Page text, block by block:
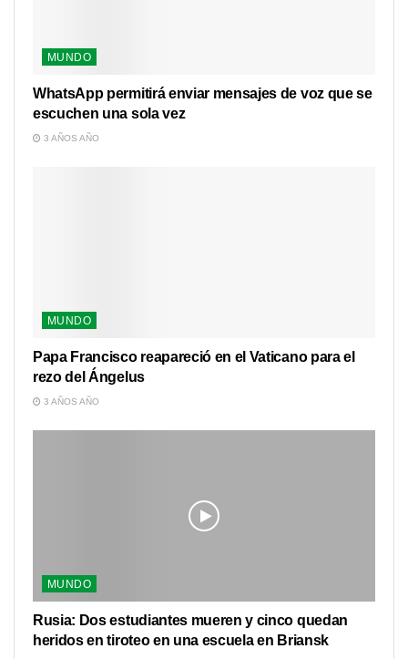
MUNDO
WhatsApp permitirá enviar mensajes de voz que se
escuchen una sola vez
3 AÑOS AÑO
MUNDO
Papa Francisco reapareció en el Vaticano para el
rezo del Ángelus
3 AÑOS AÑO
MUNDO
Rusia: Dos estudiantes mueren y cinco quedan
heridos en tiroteo en una escuela en Briansk